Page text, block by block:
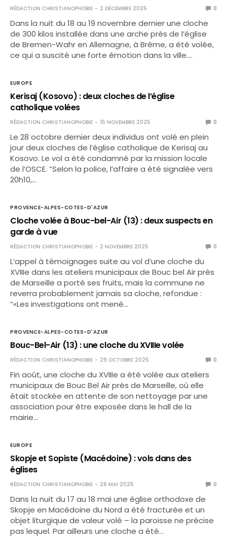
RÉDACTION CHRISTIANOPHOBIE 2 DÉCEMBRE 2025 0
Dans la nuit du 18 au 19 novembre dernier une cloche
de 300 kilos installée dans une arche près de l’église
de Bremen-Wahr en Allemagne, à Brême, a été volée,
ce qui a suscité une forte émotion dans la ville.…
EUROPE
Kerisaj (Kosovo) : deux cloches de l’église
catholique volées
RÉDACTION CHRISTIANOPHOBIE 15 NOVEMBRE 2025 0
Le 28 octobre dernier deux individus ont volé en plein
jour deux cloches de l’église catholique de Kerisaj au
Kosovo. Le vol a été condamné par la mission locale
de l’OSCE. “Selon la police, l’affaire a été signalée vers
20h10,…
PROVENCE-ALPES-COTES-D'AZUR
Cloche volée à Bouc-bel-Air (13) : deux suspects en
garde à vue
RÉDACTION CHRISTIANOPHOBIE 2 NOVEMBRE 2025 0
L’appel à témoignages suite au vol d’une cloche du
XVIIIe dans les ateliers municipaux de Bouc bel Air près
de Marseille a porté ses fruits, mais la commune ne
reverra probablement jamais sa cloche, refondue :
“«Les investigations ont mené…
PROVENCE-ALPES-COTES-D'AZUR
Bouc-Bel-Air (13) : une cloche du XVIIIe volée
RÉDACTION CHRISTIANOPHOBIE 29 OCTOBRE 2025 0
Fin août, une cloche du XVIIIe a été volée aux ateliers
municipaux de Bouc Bel Air près de Marseille, où elle
était stockée en attente de son nettoyage par une
association pour être exposée dans le hall de la
mairie…
EUROPE
Skopje et Sopiste (Macédoine) : vols dans des
églises
RÉDACTION CHRISTIANOPHOBIE 26 MAI 2025 0
Dans la nuit du 17 au 18 mai une église orthodoxe de
Skopje en Macédoine du Nord a été fracturée et un
objet liturgique de valeur volé – la paroisse ne précise
pas lequel. Par ailleurs une cloche a été…